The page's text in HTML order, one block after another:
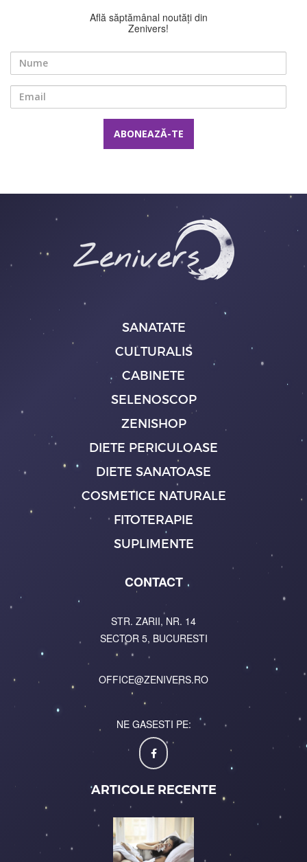
Află săptămânal noutăți din
Zenivers!
SANATATE
CULTURALIS
CABINETE
SELENOSCOP
ZENISHOP
DIETE PERICULOASE
DIETE SANATOASE
COSMETICE NATURALE
FITOTERAPIE
SUPLIMENTE
CONTACT
STR. ZARII, NR. 14
SECTOR 5, BUCURESTI
OFFICE@ZENIVERS.RO
NE GASESTI PE:
ARTICOLE RECENTE